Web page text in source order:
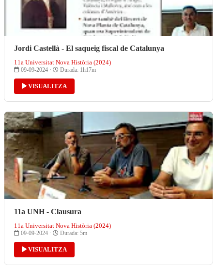
Jordi Castellà - El saqueig fiscal de Catalunya
11a Universitat Nova Història (2024)
09-09-2024 · Durada: 1h17m
VISUALITZA
11a UNH - Clausura
11a Universitat Nova Història (2024)
09-09-2024 · Durada: 5m
VISUALITZA